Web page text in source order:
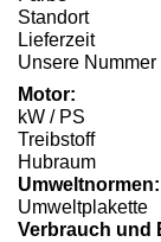
Standort
Lieferzeit
Unsere Nummer
Motor:
kW / PS
Treibstoff
Hubraum
Umweltnormen:
Umweltplakette
Verbrauch und